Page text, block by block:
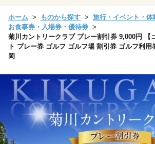
ホーム ものから探す
旅行・イベント・体
お食事券・入場券・優待券
菊川カントリークラブ プレー割引券 9,000円 【
ト プレー券 ゴルフ ゴルフ場 割引券 ゴルフ利
岡